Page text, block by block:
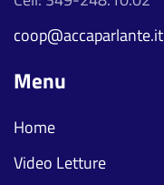
coop@accaparlante.it
Menu
Home
Video Letture